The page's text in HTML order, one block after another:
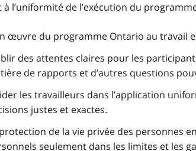
à l’uniformité de l’exécution du
œuvre du programme Ontario au travail
des attentes claires pour les
de rapports et d’autres questions
les travailleurs dans l’application
justes et exactes.
de la vie privée des personnes
seulement dans les limites et les